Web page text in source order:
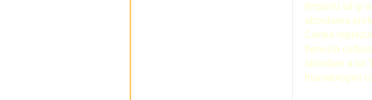
timpuriu să-şi
abordarea
Cartea
frenezia
abordare a lui
thanatologiei